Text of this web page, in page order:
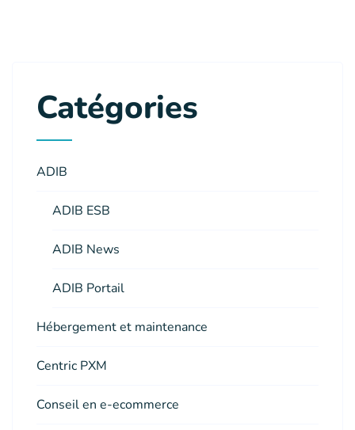
Catégories
ADIB
ADIB ESB
ADIB News
ADIB Portail
Hébergement et maintenance
Centric PXM
Conseil en e-ecommerce